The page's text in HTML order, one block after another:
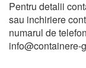
Pentru detalii
sau inchiriere
numarul de
info@containere-